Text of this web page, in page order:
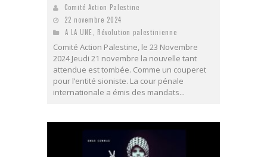
Comité Action Palestine
22 novembre 2024
A LA UNE, Révolution palestinienne
Comité Action Palestine, le 23 Novembre
2024 Jeudi 21 novembre la nouvelle tant
attendue est tombée. Comme un couperet
pour l’entité sioniste. La cour pénale
internationale a émis des mandats...